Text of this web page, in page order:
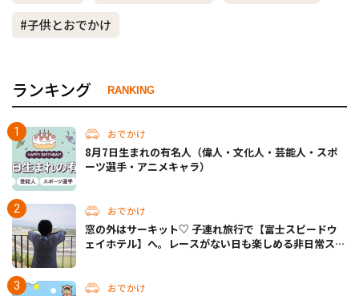
#子供とおでかけ
ランキング RANKING
おでかけ
8月7日生まれの有名人（偉人・文化人・芸能人・スポ
ーツ選手・アニメキャラ）
おでかけ
窓の外はサーキット♡ 子連れ旅行で【富士スピードウ
ェイホテル】へ。レースがない日も楽しめる非日常ステ
おでかけ